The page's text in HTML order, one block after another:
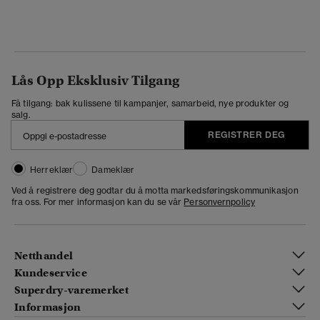
Lås Opp Eksklusiv Tilgang
Få tilgang: bak kulissene til kampanjer, samarbeid, nye produkter og
salg.
REGISTRER DEG
Herreklær
Dameklær
Ved å registrere deg godtar du å motta markedsføringskommunikasjon
fra oss. For mer informasjon kan du se vår Personvernpolicy
Netthandel
Kundeservice
Superdry-varemerket
Informasjon